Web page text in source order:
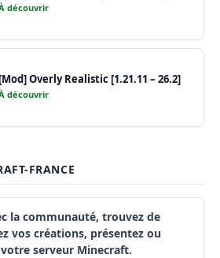
découvrir
[Mod] Overly Realistic [1.21.11 – 26.2]
découvrir
FRANCE
la communauté, trouvez de
vos créations, présentez ou
serveur Minecraft.